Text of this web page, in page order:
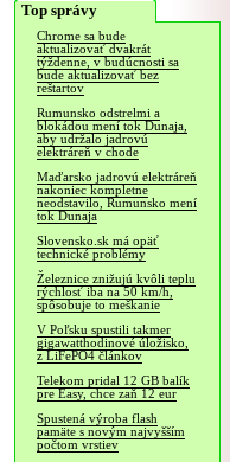
Top správy
Chrome sa bude
aktualizovať dvakrát
týždenne, v budúcnosti sa
bude aktualizovať bez
reštartov
Rumunsko odstrelmi a
blokádou mení tok Dunaja,
aby udržalo jadrovú
elektráreň v chode
Maďarsko jadrovú elektráreň
nakoniec kompletne
neodstavilo, Rumunsko mení
tok Dunaja
Slovensko.sk má opäť
technické problémy
Železnice znižujú kvôli teplu
rýchlosť iba na 50 km/h,
spôsobuje to meškanie
V Poľsku spustili takmer
gigawatthodinové úložisko,
z LiFePO4 článkov
Telekom pridal 12 GB balík
pre Easy, chce zaň 12 eur
Spustená výroba flash
pamäte s novým najvyšším
počtom vrstiev